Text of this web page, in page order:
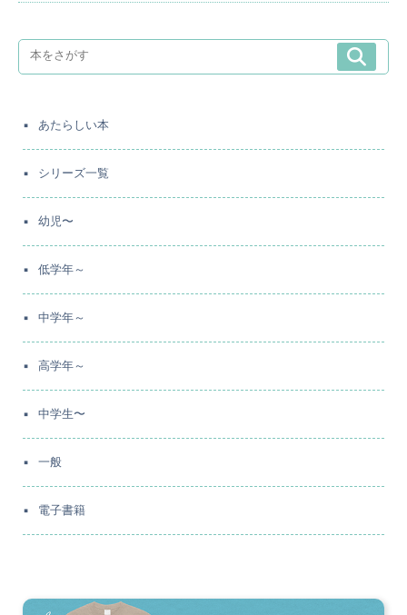
あたらしい本
シリーズ一覧
幼児〜
低学年～
中学年～
高学年～
中学生〜
一般
電子書籍